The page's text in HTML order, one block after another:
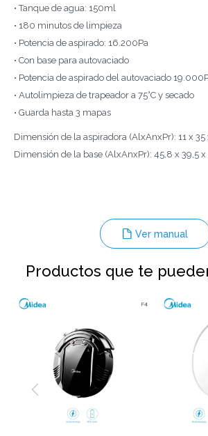
• Tanque de agua: 150ml
• 180 minutos de limpieza
• Potencia de aspirado: 16.200Pa
• Con base para autovaciado
• Potencia de aspirado del autovaciado
• Autolimpieza de trapeador a 75°C y secado
• Guarda hasta 3 mapas
Dimensión de la aspiradora (AlxAnxPr): 11 x 35
Dimensión de la base (AlxAnxPr): 45,8 x 39,5
Ver manual
Productos que te